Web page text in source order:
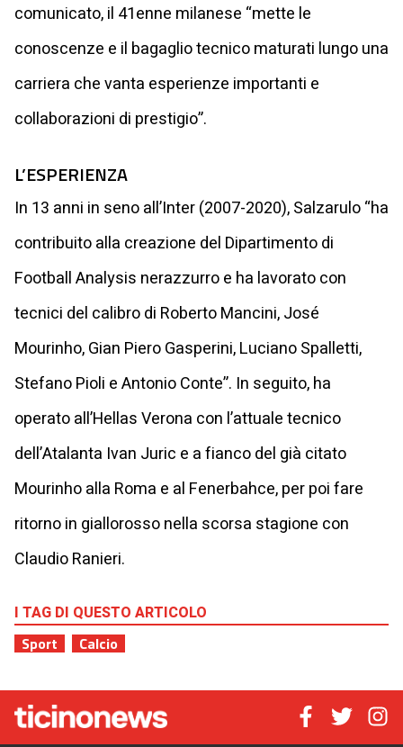
comunicato, il 41enne milanese “mette le
conoscenze e il bagaglio tecnico maturati lungo una
carriera che vanta esperienze importanti e
collaborazioni di prestigio”.
L’ESPERIENZA
In 13 anni in seno all’Inter (2007-2020), Salzarulo “ha
contribuito alla creazione del Dipartimento di
Football Analysis nerazzurro e ha lavorato con
tecnici del calibro di Roberto Mancini, José
Mourinho, Gian Piero Gasperini, Luciano Spalletti,
Stefano Pioli e Antonio Conte”. In seguito, ha
operato all’Hellas Verona con l’attuale tecnico
dell’Atalanta Ivan Juric e a fianco del già citato
Mourinho alla Roma e al Fenerbahce, per poi fare
ritorno in giallorosso nella scorsa stagione con
Claudio Ranieri.
I TAG DI QUESTO ARTICOLO
Sport
Calcio